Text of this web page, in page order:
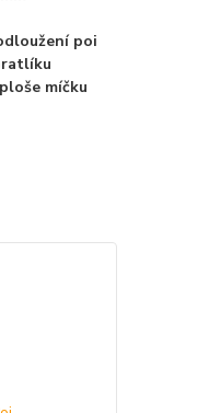
poi
míčku